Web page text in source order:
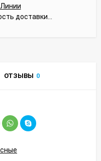
доставки...
ОТЗЫВЫ 0